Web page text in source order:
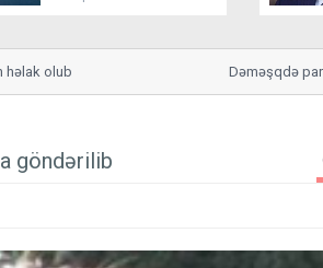
olub Dəməşqdə
göndərilib